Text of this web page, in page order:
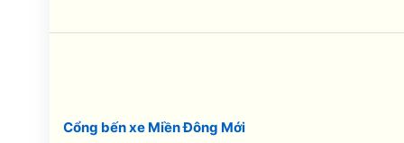
Cổng bến xe Miền Đông Mới